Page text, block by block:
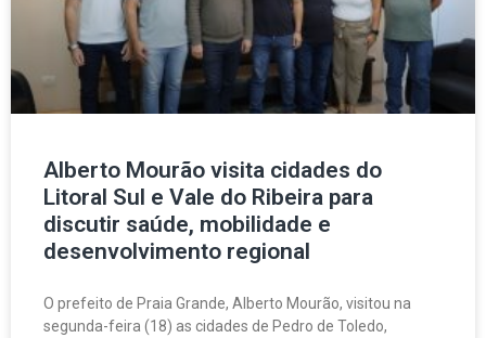
Alberto Mourão visita cidades do
Litoral Sul e Vale do Ribeira para
discutir saúde, mobilidade e
desenvolvimento regional
O prefeito de Praia Grande, Alberto Mourão, visitou na
segunda-feira (18) as cidades de Pedro de Toledo,